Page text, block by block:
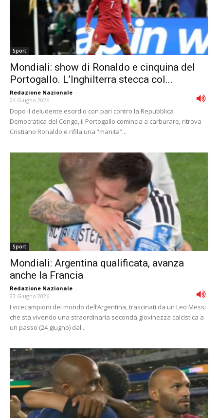
Sport
Mondiali: show di Ronaldo e cinquina del
Portogallo. L’Inghilterra stecca col...
Redazione Nazionale -
24 Giugno 2026
Dopo il deludente esordio con pari contro la Repubblica
Democratica del Congo, il Portogallo comincia a carburare, ritrova
Cristiano Ronaldo e rifila una “manita”...
Sport
Mondiali: Argentina qualificata, avanza
anche la Francia
Redazione Nazionale -
23 Giugno 2026
I vicecampioni del mondo dell’Argentina, trascinati da un Leo Messi
che sta vivendo una straordinaria seconda giovinezza calcistica a
un passo (24 giugno) dal...